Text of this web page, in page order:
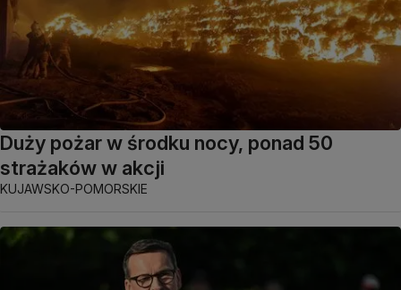
Duży pożar w środku nocy, ponad 50
strażaków w akcji
KUJAWSKO-POMORSKIE